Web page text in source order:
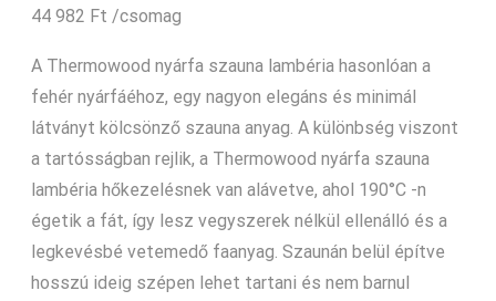
44 982 Ft /csomag
A Thermowood nyárfa szauna lambéria hasonlóan a
fehér nyárfáéhoz, egy nagyon elegáns és minimál
látványt kölcsönző szauna anyag. A különbség viszont
a tartósságban rejlik, a Thermowood nyárfa szauna
lambéria hőkezelésnek van alávetve, ahol 190°C -n
égetik a fát, így lesz vegyszerek nélkül ellenálló és a
legkevésbé vetemedő faanyag. Szaunán belül építve
hosszú ideig szépen lehet tartani és nem barnul